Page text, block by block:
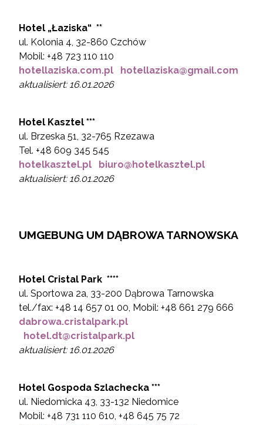
Hotel „Łaziska“ **
ul. Kolonia 4, 32-860 Czchów
Mobil: +48 723 110 110
hotellaziska.com.pl
hotellaziska@gmail.com
aktualisiert: 16.01.2026
Hotel Kasztel ***
ul. Brzeska 51, 32-765 Rzezawa
Tel. +48 609 345 545
hotelkasztel.pl
biuro@hotelkasztel.pl
aktualisiert: 16.01.2026
UMGEBUNG UM DĄBROWA TARNOWSKA
Hotel Cristal Park ****
ul. Sportowa 2a, 33-200 Dąbrowa Tarnowska
tel./fax: +48 14 657 01 00, Mobil: +48 661 279 666
dabrowa.cristalpark.pl
hotel.dt@cristalpark.pl
aktualisiert: 16.01.2026
Hotel Gospoda Szlachecka ***
ul. Niedomicka 43, 33-132 Niedomice
Mobil: +48 731 110 610, +48 645 75 72